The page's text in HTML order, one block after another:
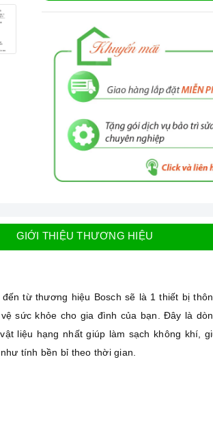
GIỚI THIỆU THƯƠNG HIỆU
từ thương hiệu Bosch sẽ là 1 thiết bị
sức khỏe cho gia đình của bạn. Đây là
liệu hạng nhất giúp làm sạch không khí,
tính bền bỉ theo thời gian.